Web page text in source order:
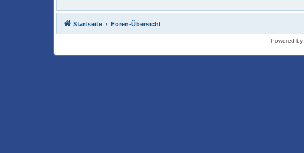
Startseite Foren-Übersicht
Powered by